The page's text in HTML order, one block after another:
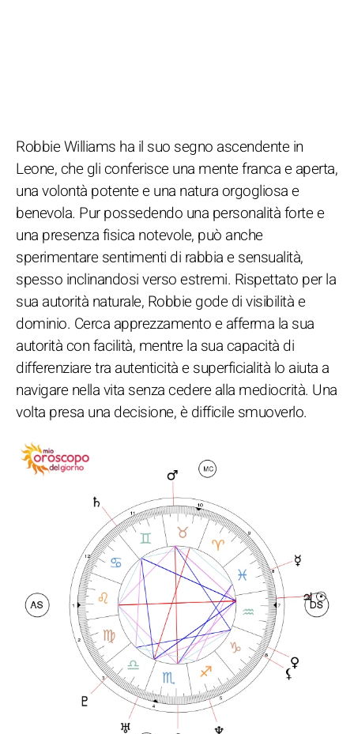
Robbie Williams ha il suo segno ascendente in
Leone, che gli conferisce una mente franca e aperta,
una volontà potente e una natura orgogliosa e
benevola. Pur possedendo una personalità forte e
una presenza fisica notevole, può anche
sperimentare sentimenti di rabbia e sensualità,
spesso inclinandosi verso estremi. Rispettato per la
sua autorità naturale, Robbie gode di visibilità e
dominio. Cerca apprezzamento e afferma la sua
autorità con facilità, mentre la sua capacità di
differenziare tra autenticità e superficialità lo aiuta a
navigare nella vita senza cedere alla mediocrità. Una
volta presa una decisione, è difficile smuoverlo.